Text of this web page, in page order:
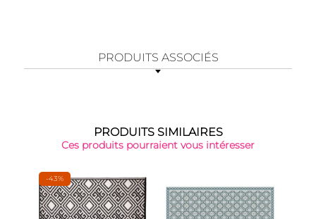
PRODUITS ASSOCIÉS
PRODUITS SIMILAIRES
Ces produits pourraient vous intéresser
-43%